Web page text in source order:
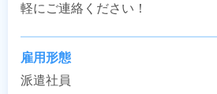
軽にご連絡ください！
雇用形態
派遣社員